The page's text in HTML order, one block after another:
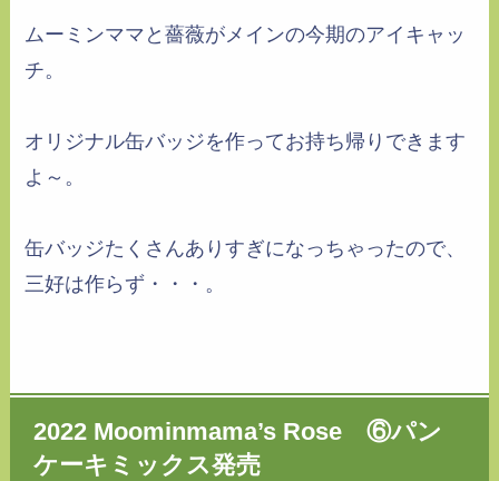
ムーミンママと薔薇がメインの今期のアイキャッ
チ。
オリジナル缶バッジを作ってお持ち帰りできます
よ～。
缶バッジたくさんありすぎになっちゃったので、
三好は作らず・・・。
2022 Moominmama’s Rose ⑥パン
ケーキミックス発売